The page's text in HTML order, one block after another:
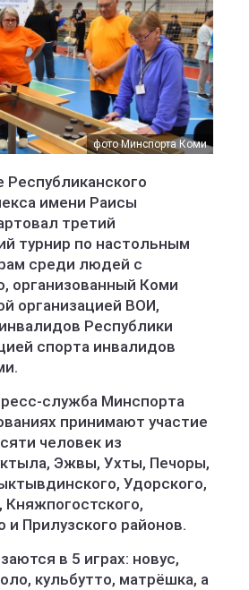
фото Минспорта Коми
Республиканского
имени Раисы
третий
турнир по настольным
среди людей с
организованный Коми
организацией ВОИ,
Республики
спорта инвалидов
служба Минспорта
принимают участие
человек из
Эжвы, Ухты, Печоры,
Удорского,
и Прилузского районов.
в 5 играх: новус,
кульбутто, матрёшка, а